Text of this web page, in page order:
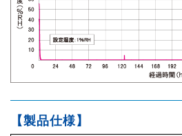
【製品仕様】